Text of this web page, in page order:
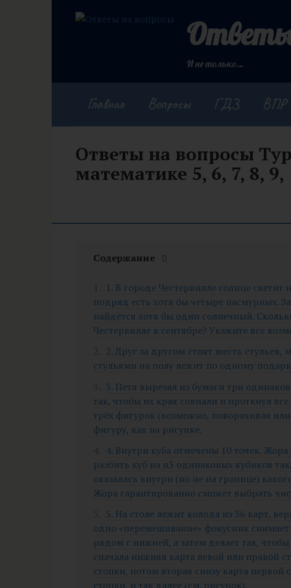
Ответы
И не только…
Главная Вопросы ГДЗ ВПР
Ответы на вопросы
математике 5, 6, 7, 8, 9,
Содержание
1. В городе Честервилле солнце
подряд есть хотя бы четыре пасмурных.
найдётся хотя бы один солнечный.
Честервилле в сентябре? Укажите все
2. Друг за другом стоят шесть
стульями на полу лежит по одному
3. Петя вырезал из бумаги три
так, чтобы их края совпали и проткнул
трёх фигурок (возможно, поворачивая
фигуру, как на рисунке.
4. Внутри куба отмечены 10 точек.
разбить куб на n3 одинаковых кубиков
оказалась внутри (но не на границе)
Жора гарантированно сможет выбрать
5. На столе лежит колода из 36 карт,
одно «перемешивание» фокусник
рядом с нижней, а затем делает так,
сначала нижняя карта левой или правой
стопки, потом вторая снизу карта первой
стопки, и так далее (см. рисунок).